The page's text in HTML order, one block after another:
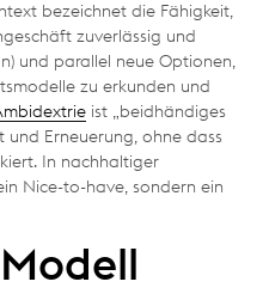
bezeichnet die Fähigkeit,
zuverlässig und
und parallel neue Optionen,
zu erkunden und
ist „beidhändiges
und Erneuerung, ohne dass
In nachhaltiger
Nice-to-have, sondern ein